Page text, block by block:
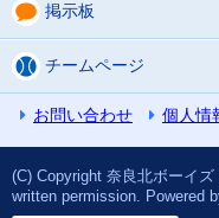
掲示板
チームページ
お問い合わせ 個人情
(C) Copyright 奈良北ボーイ
written permission. Powered